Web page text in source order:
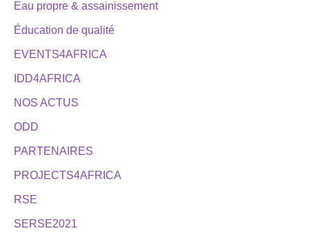
Eau propre & assainissement
Éducation de qualité
EVENTS4AFRICA
IDD4AFRICA
NOS ACTUS
ODD
PARTENAIRES
PROJECTS4AFRICA
RSE
SERSE2021